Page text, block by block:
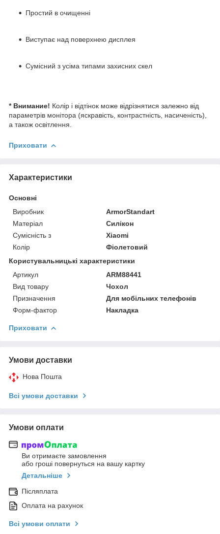
Простий в очищенні
Виступає над поверхнею дисплея
Сумісний з усіма типами захисних скел
* Внимание! Колір і відтінок може відрізнятися залежно від
параметрів монітора (яскравість, контрастність, насиченість),
а також освітлення.
Приховати
Характеристики
Основні
Виробник
ArmorStandart
Матеріал
Силікон
Сумісність з
Xiaomi
Колір
Фіолетовий
Користувальницькі характеристики
Артикул
ARM88441
Вид товару
Чохол
Призначення
Для мобільних телефонів
Форм-фактор
Накладка
Приховати
Умови доставки
Нова Пошта
Всі умови доставки
Умови оплати
Ви отримаєте замовлення
або гроші повернуться на вашу картку
Детальніше
Післяплата
Оплата на рахунок
Всі умови оплати